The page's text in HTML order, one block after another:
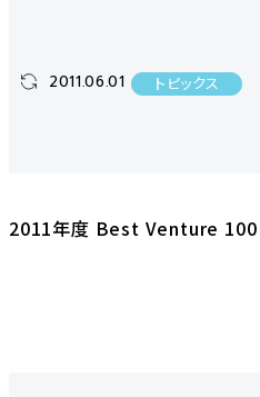
2011.06.01 トピックス
2011年度 Best Venture 100